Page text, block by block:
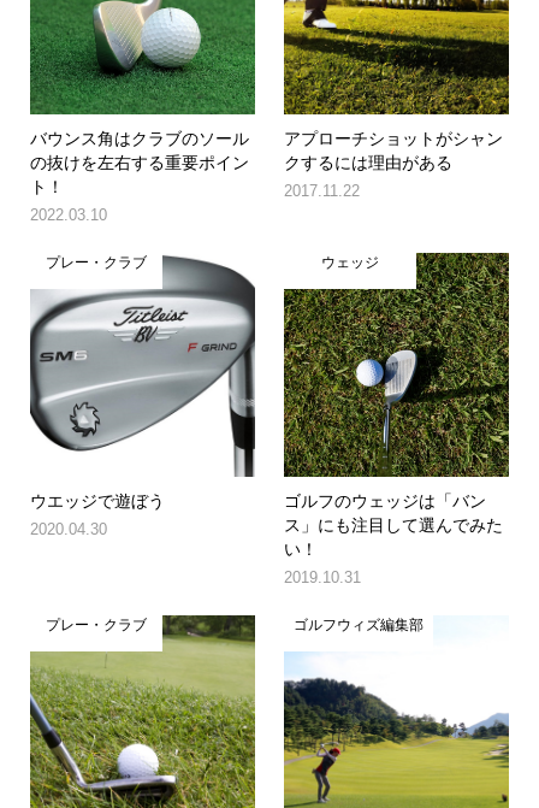
バウンス角はクラブのソール
の抜けを左右する重要ポイン
ト！
2022.03.10
アプローチショットがシャン
クするには理由がある
2017.11.22
プレー・クラブ
ウエッジで遊ぼう
2020.04.30
ウェッジ
ゴルフのウェッジは「バン
ス」にも注目して選んでみた
い！
2019.10.31
プレー・クラブ ゴルフウィズ編集部